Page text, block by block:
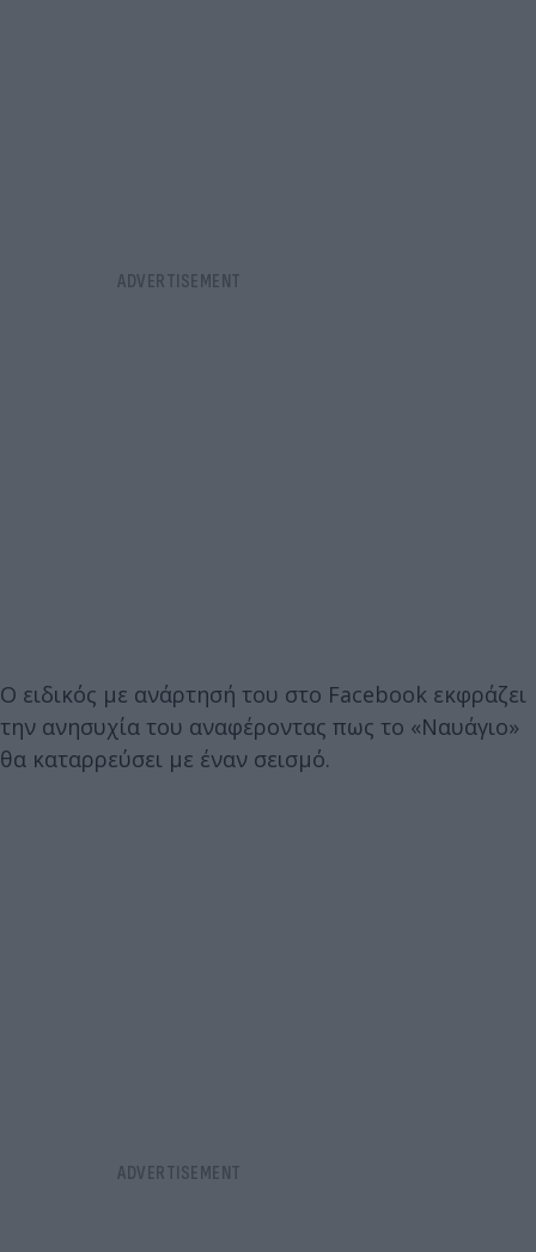
Ο ειδικός με ανάρτησή του στο Facebook εκφράζει
την ανησυχία του αναφέροντας πως το «Ναυάγιο»
θα καταρρεύσει με έναν σεισμό.